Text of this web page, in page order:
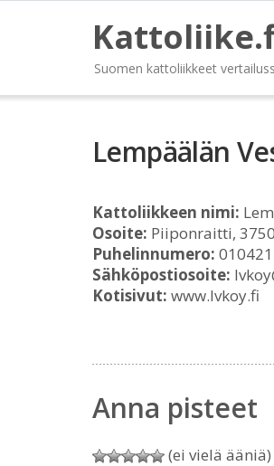
Suomen kattoliikkeet
Lempäälän
Kattoliikkeen nimi:
Osoite: Piiponraitti,
Puhelinnumero:
Sähköpostiosoite:
Kotisivut: www.lvkoy.fi
Anna pisteet
(ei vielä ääniä)